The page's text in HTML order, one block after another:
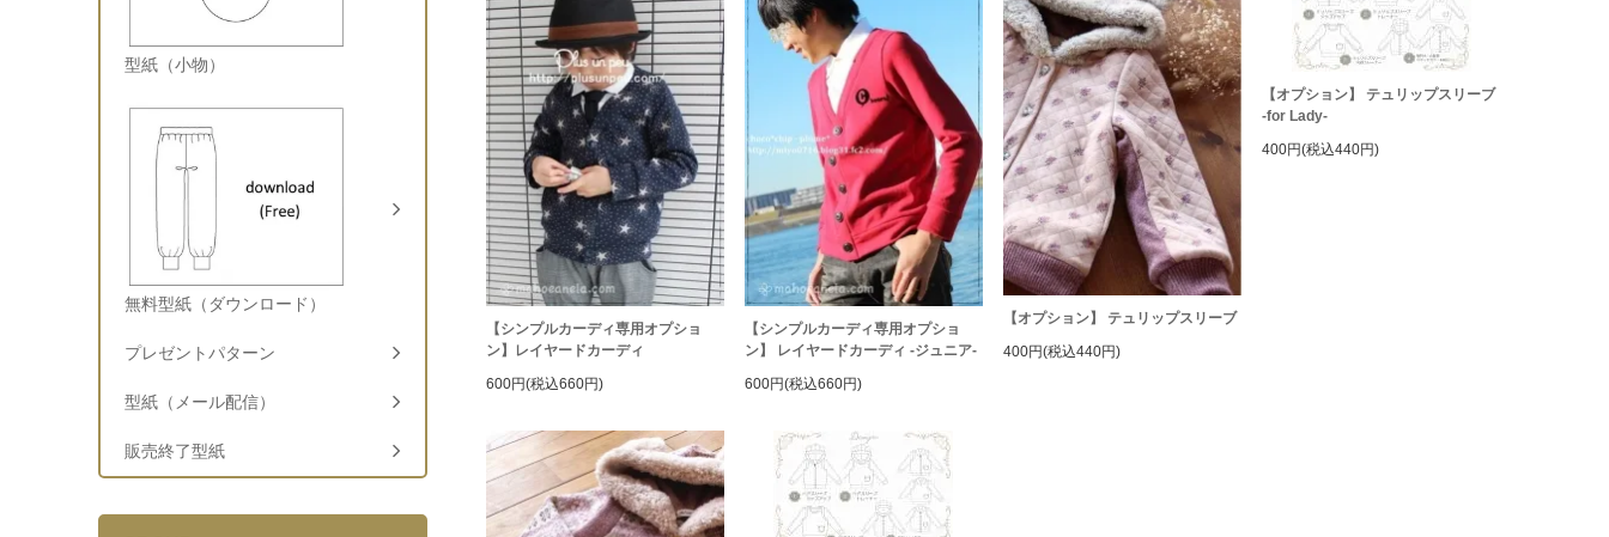
【シンプルカーディ専用オプショ
ン】レイヤードカーディ
600円(税込660円)
【シンプルカーディ専用オプショ
ン】 レイヤードカーディ -ジュニア-
600円(税込660円)
【オプション】 テュリップスリーブ
400円(税込440円)
【オプション】 テュリップスリーブ
-for Lady-
400円(税込440円)
型紙（小物）
無料型紙（ダウンロード）
プレゼントパターン
型紙（メール配信）
販売終了型紙